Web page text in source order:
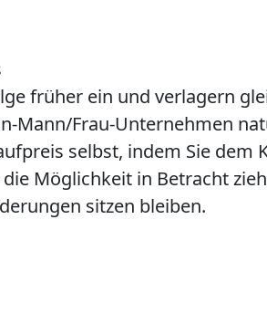
früher ein und verlagern
Mann/Frau-Unternehmen
selbst, indem Sie
Möglichkeit in Betracht
sitzen bleiben.